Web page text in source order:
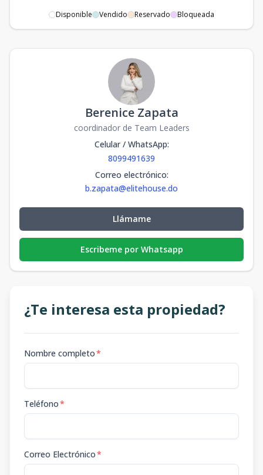
Disponible Vendido Reservado Bloqueada
Berenice Zapata
coordinador de Team Leaders
Celular / WhatsApp:
8099491639
Correo electrónico:
b.zapata@elitehouse.do
Llámame
Escribeme por Whatsapp
¿Te interesa esta propiedad?
Nombre completo*
Teléfono*
Correo Electrónico*